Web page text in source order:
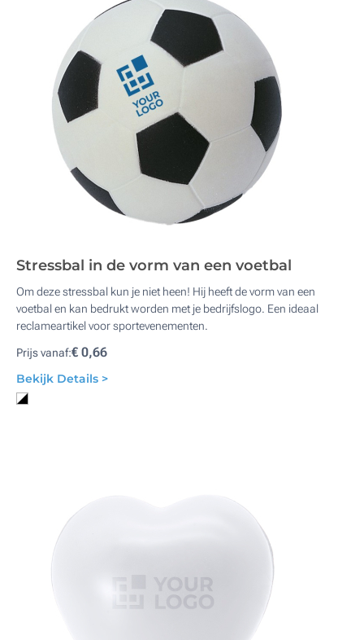
Stressbal in de vorm van een voetbal
Om deze stressbal kun je niet heen! Hij heeft de vorm van een
voetbal en kan bedrukt worden met je bedrijfslogo. Een ideaal
reclameartikel voor sportevenementen.
Prijs vanaf:€ 0,66
Bekijk Details >